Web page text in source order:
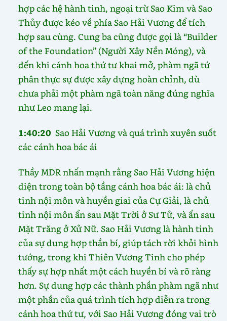
hợp các hệ hành tinh, ngoại trừ Sao Kim và Sao
Thủy được kéo về phía Sao Hải Vương để tích
hợp sau cùng. Cung ba cũng được gọi là “Builder
of the Foundation” (Người Xây Nền Móng), và
đến khi cánh hoa thứ tư khai mở, phàm ngã tứ
phân thực sự được xây dựng hoàn chỉnh, dù
chưa phải một phàm ngã toàn năng đúng nghĩa
như Leo mang lại.
1:40:20Sao Hải Vương và quá trình xuyên suốt
các cánh hoa bác ái
Thầy MDR nhấn mạnh rằng Sao Hải Vương hiện
diện trong toàn bộ tầng cánh hoa bác ái: là chủ
tinh nội môn và huyền giai của Cự Giải, là chủ
tinh nội môn ẩn sau Mặt Trời ở Sư Tử, và ẩn sau
Mặt Trăng ở Xử Nữ. Sao Hải Vương là hành tinh
của sự dung hợp thần bí, giúp tách rời khỏi hình
tướng, trong khi Thiên Vương Tinh cho phép
thấy sự hợp nhất một cách huyền bí và rõ ràng
hơn. Sự dung hợp các thành phần phàm ngã như
một phần của quá trình tích hợp diễn ra trong
cánh hoa thứ tư, với Sao Hải Vương đóng vai trò